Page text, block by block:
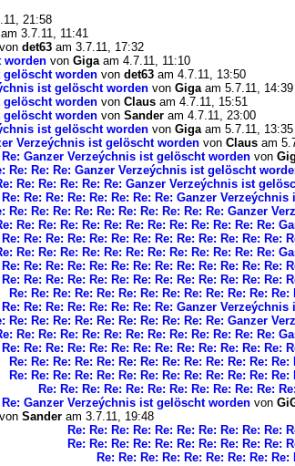
21:58
3.7.11, 11:41
von det63 am 3.7.11, 17:32
worden von Gigaam 4.7.11, 11:10
gelöscht worden von det63 am 4.7.11, 13:50
ist gelöscht worden von Gigaam 5.7.11, 14:39
gelöscht worden von Claus am 4.7.11, 15:51
gelöscht worden von Sander am 4.7.11, 23:00
ist gelöscht worden von Gigaam 5.7.11, 13:35
Verzeýchnis ist gelöscht worden von Claus am
Re: Ganzer Verzeýchnis ist gelöscht worden von
Re: Re: Re: Ganzer Verzeýchnis ist gelöscht
Re: Re: Re: Re: Re: Ganzer Verzeýchnis ist
Re: Re: Re: Re: Re: Re: Re: Re: Ganzer
Re: Re: Re: Re: Re: Re: Re: Re: Re: Re: Ganzer
Re: Re: Re: Re: Re: Re: Re: Re: Re: Re: Re: Re:
Re: Re: Re: Re: Re: Re: Re: Re: Re: Re: Re: Re:
Re: Re: Re: Re: Re: Re: Re: Re: Re: Re: Re: Re:
Re: Re: Re: Re: Re: Re: Re: Re: Re: Re: Re: Re:
Re: Re: Re: Re: Re: Re: Re: Re: Re: Re: Re: Re:
Re: Re: Re: Re: Re: Re: Re: Re: Re: Re: Re: Re:
Re: Re: Re: Re: Re: Re: Re: Re: Ganzer
Re: Re: Re: Re: Re: Re: Re: Re: Re: Re: Ganzer
Re: Re: Re: Re: Re: Re: Re: Re: Re: Re: Re: Re:
Re: Re: Re: Re: Re: Re: Re: Re: Re: Re: Re: Re:
Re: Re: Re: Re: Re: Re: Re: Re: Re: Re: Re: Re:
Re: Re: Re: Re: Re: Re: Re: Re: Re: Re: Re: Re:
Re: Re: Re: Re: Re: Re: Re: Re: Re: Re: Re:
Re: Ganzer Verzeýchnis ist gelöscht worden von
von Sander am 3.7.11, 19:48
Re: Re: Re: Re: Re: Re: Re: Re: Re:
Re: Re: Re: Re: Re: Re: Re: Re: Re:
Re: Re: Re: Re: Re: Re: Re: Re: